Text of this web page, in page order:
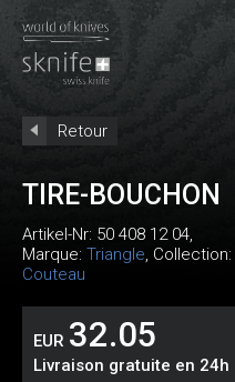
Retour
TIRE-BOUCHON
Artikel-Nr: 50 408 12 04,
Marque: Triangle, Collection:
Couteau
EUR 32.05
Livraison gratuite en 24h